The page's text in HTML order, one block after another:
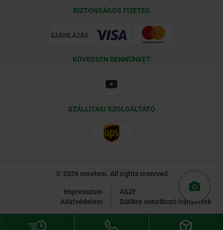
BIZTONSÁGOS FIZETÉS
KÖVESSEN BENNÜNKET
SZÁLLÍTÁSI SZOLGÁLTATÓ
© 2026 norelem. All rights reserved
Impresszum
ÁSZF
Adatvédelem
Sütikre vonatkozó irányelvek